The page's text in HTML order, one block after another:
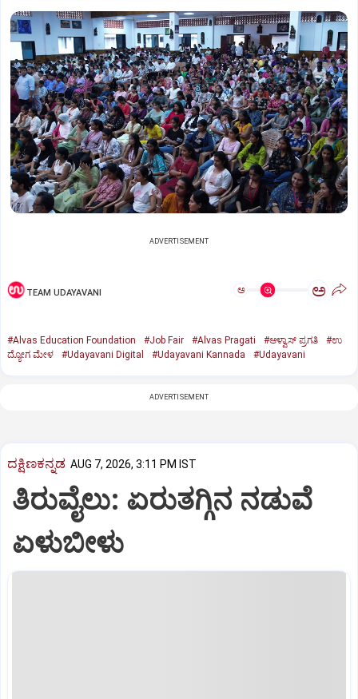
ADVERTISEMENT
TEAM UDAYAVANI ಅ ಅ
#Alvas Education Foundation #Job Fair #Alvas Pragati #ಆಳ್ವಾಸ್‌ ಪ್ರಗತಿ
#ಉ
ದ್ಯೋಗ ಮೇಳ
#Udayavani Digital #Udayavani Kannada #Udayavani
ADVERTISEMENT
ದಕ್ಷಿಣಕನ್ನಡ AUG 7, 2026, 3:11 PM IST
ತಿರುವೈಲು: ಏರುತಗ್ಗಿನ ನಡುವೆ
ಏಳುಬೀಳು